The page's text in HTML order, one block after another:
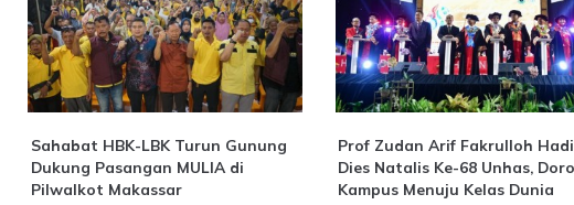
Sahabat HBK-LBK Turun Gunung
Dukung Pasangan MULIA di
Pilwalkot Makassar
Prof Zudan Arif Fakrulloh
Dies Natalis Ke-68 Unhas,
Kampus Menuju Kelas Dunia